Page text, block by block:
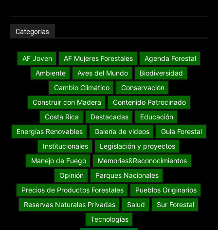
Categorías
AF Joven AF Mujeres Forestales
Agenda Forestal
Ambiente
Aves del Mundo
Biodiversidad
Cambio Climático
Conservación
Construir con Madera
Contenido Patrocinado
Costa Rica
Destacadas
Educación
Energías Renovables
Galería de videos
Guia Forestal
Institucionales
Legislación y proyectos
Manejo de Fuego
Memorias&Reconocimientos
Opinión
Parques Nacionales
Precios de Productos Forestales
Pueblos Originarios
Reservas Naturales Privadas
Salud
Sur Forestal
Tecnologías